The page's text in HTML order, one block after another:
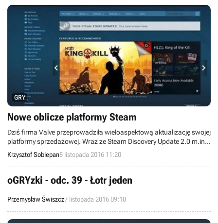
GRY
Nowe oblicze platformy Steam
Dziś firma Valve przeprowadziła wieloaspektową aktualizację swojej
platformy sprzedażowej. Wraz ze Steam Discovery Update 2.0 m.in.
ulepszono funkcjonalność sklepu, zwiększono poziom
personalizacji oferty oraz poprawiono prezentacje opinii kuratorów.
Krzysztof Sobiepan8 listopada 2016 11:20
oGRYzki - odc. 39 - Łotr jeden
Przemysław Świszcz7 listopada 2016 09:10